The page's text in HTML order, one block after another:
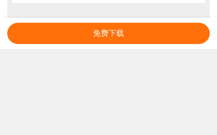
免费下载